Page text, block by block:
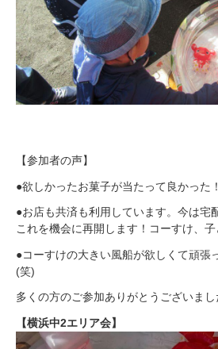
【参加者の声】
●欲しかったお菓子が当たって良かった！
●お店も共済も利用しています。今は宅
これを機会に再開します！コーすけ、子
●コーすけの大きい風船が欲しくて頑張
(笑)
多くの方のご参加ありがとうございま
【横浜中2エリア会】